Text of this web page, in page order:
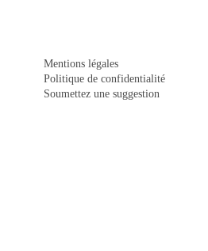
Mentions légales
Politique de confidentialité
Soumettez une suggestion